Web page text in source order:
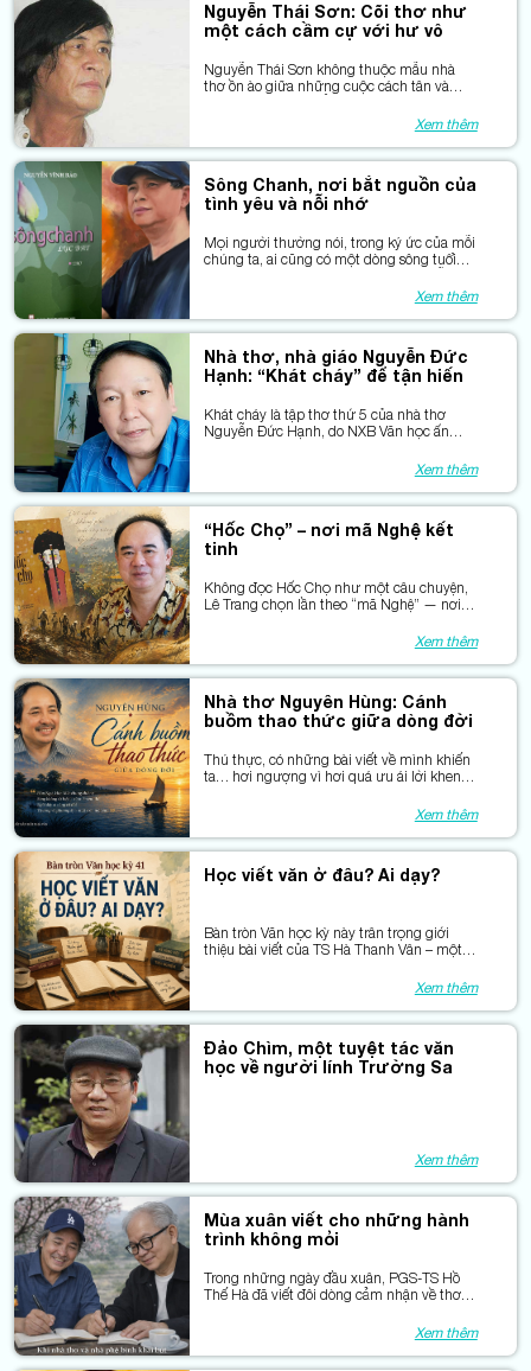
Nguyễn Thái Sơn: Cõi thơ như
một cách cầm cự với hư vô
Nguyễn Thái Sơn không thuộc mẫu nhà
thơ ồn ào giữa những cuộc cách tân và
đường riêng của mình — như một người
lính “vừa đi vừa nghĩ”, mang theo ký ức
chiến tranh, những ám ảnh về cái chết, sự
thơ thôi”.
Xem thêm
Sông Chanh, nơi bắt nguồn của
tình yêu và nỗi nhớ
Mọi người thường nói, trong ký ức của mỗi
chúng ta, ai cũng có một dòng sông tuổi
Vĩnh Bảo, có lẽ dòng sông tuổi thơ ấy chính
là sông Chanh – con sông gắn bó với anh
suốt cuộc đời, từ khi ấu thơ đến lúc trưởng
nghiệp.
Xem thêm
Nhà thơ, nhà giáo Nguyễn Đức
Hạnh: “Khát cháy” để tận hiến
Khát cháy là tập thơ thứ 5 của nhà thơ
Nguyễn Đức Hạnh, do NXB Văn học ấn
Hội Nhà văn Việt Nam, hội viên Hội VHNT
tỉnh Thái Nguyên, Phó Giáo sư, Tiến sĩ
chuyên ngành Ngữ văn, Nhà giáo Ưu tú,
Nguyên, hiện đang công tác tại Đại học
Thái Nguyên.
Xem thêm
“Hốc Chọ” – nơi mã Nghệ kết
tinh
Không đọc Hốc Chọ như một câu chuyện,
Lê Trang chọn lần theo “mã Nghệ” — nơi
Xem thêm
Nhà thơ Nguyên Hùng: Cánh
buồm thao thức giữa dòng đời
Thú thực, có những bài viết về mình khiến
ta… hơi ngượng vì hơi quá ưu ái lời khen.
trọng, bởi sự thấu hiểu và chân tình của
người viết. Bài sau đây của tác giả Lê Ngọc
Tú là một trường hợp như thế.
Xem thêm
Học viết văn ở đâu? Ai dạy?
Bàn tròn Văn học kỳ này trân trọng giới
thiệu bài viết của TS Hà Thanh Vân – một
lên FB cá nhân, trên đường tới núi CônXem thêm
Đảo Chìm, một tuyệt tác văn
học về người lính Trường Sa
Xem thêm
Mùa xuân viết cho những hành
trình không mỏi
Trong những ngày đầu xuân, PGS-TS Hồ
Thế Hà đã viết đôi dòng cảm nhận về thơ
Xin cảm ơn tác giả, và trân trọng chia sẻ lại
bài viết này – như một nhịp cầu lặng lẽ nối
giữa thơ và những tấm lòng đồng điệu.
Xem thêm